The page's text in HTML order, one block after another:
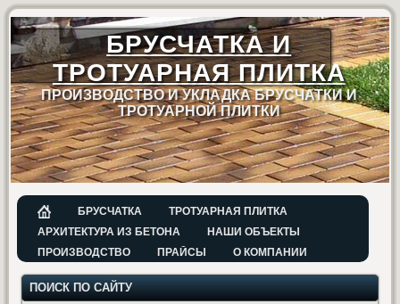
БРУСЧАТКА И
ТРОТУАРНАЯ ПЛИТКА
ПРОИЗВОДСТВО И УКЛАДКА БРУСЧАТКИ И
ТРОТУАРНОЙ ПЛИТКИ
БРУСЧАТКА
ТРОТУАРНАЯ ПЛИТКА
АРХИТЕКТУРА ИЗ БЕТОНА
НАШИ ОБЪЕКТЫ
ПРОИЗВОДСТВО
ПРАЙСЫ О КОМПАНИИ
ПОИСК ПО САЙТУ